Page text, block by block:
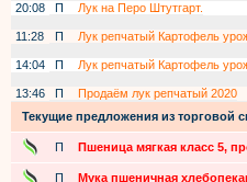
20:08
П
Лук на Перо Штутгарт.
11:28
П
Лук репчатый Картофель
14:04
П
Лук репчатый Картофель
13:46
П Продаём лук репчатый 2020
Текущие предложения из торговой
П Пшеница мягкая класс 5,
П Мука пшеничная